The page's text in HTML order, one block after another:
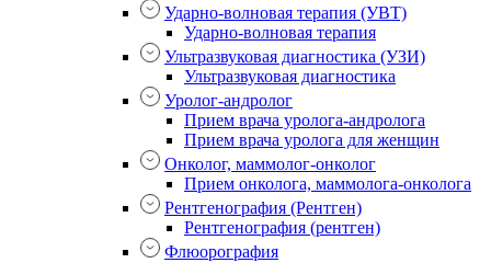
Ударно-волновая терапия (УВТ)
Ударно-волновая терапия
Ультразвуковая диагностика (УЗИ)
Ультразвуковая диагностика
Уролог-андролог
Прием врача уролога-андролога
Прием врача уролога для женщин
Онколог, маммолог-онколог
Прием онколога, маммолога-онколога
Рентгенография (Рентген)
Рентгенография (рентген)
Флюорография